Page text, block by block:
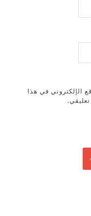
الإلكتروني في هذا